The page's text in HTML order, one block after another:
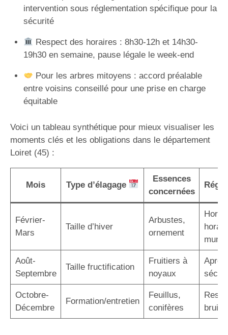
intervention sous réglementation spécifique pour la
sécurité
Respect des horaires : 8h30-12h et 14h30-
19h30 en semaine, pause légale le week-end
Pour les arbres mitoyens : accord préalable
entre voisins conseillé pour une prise en charge
équitable
Voici un tableau synthétique pour mieux visualiser les
moments clés et les obligations dans le département
Loiret (45) :
Mois Type d’élagage
Essences
concernées
Février-
Mars
Taille d’hiver
Arbustes,
ornement
Hors
Août-
Septembre
Taille fructification
Fruitiers à
noyaux
Octobre-
Décembre
Formation/entretien
Feuillus,
conifères
bruit/